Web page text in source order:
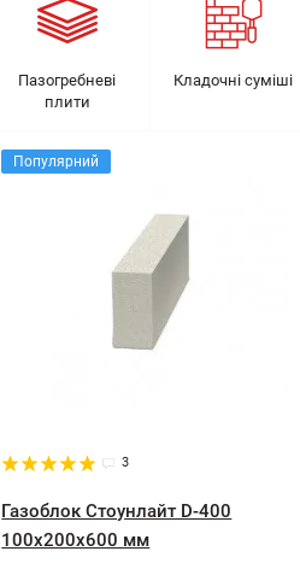
Пазогребневі
плити
Кладочні суміші
Популярний
3
Газоблок Стоунлайт D-400
100x200x600 мм